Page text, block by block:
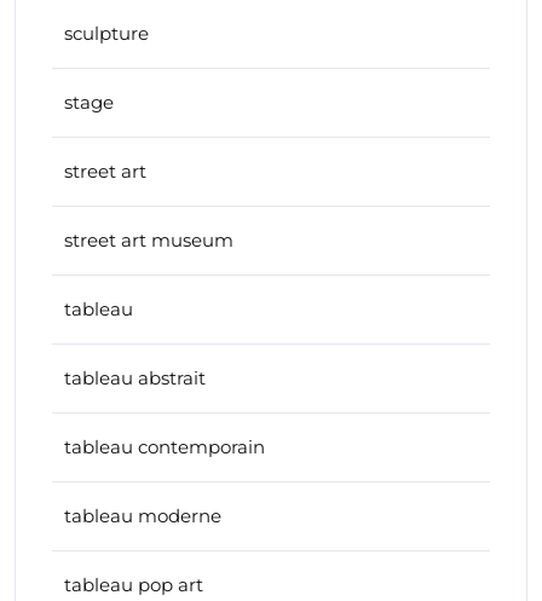
sculpture
stage
street art
street art museum
tableau
tableau abstrait
tableau contemporain
tableau moderne
tableau pop art